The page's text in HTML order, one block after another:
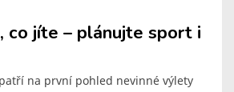
co jíte – plánujte sport i
na první pohled nevinné výlety